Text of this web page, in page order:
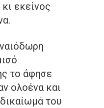
εκείνος
το άφησε
ολοένα και
του